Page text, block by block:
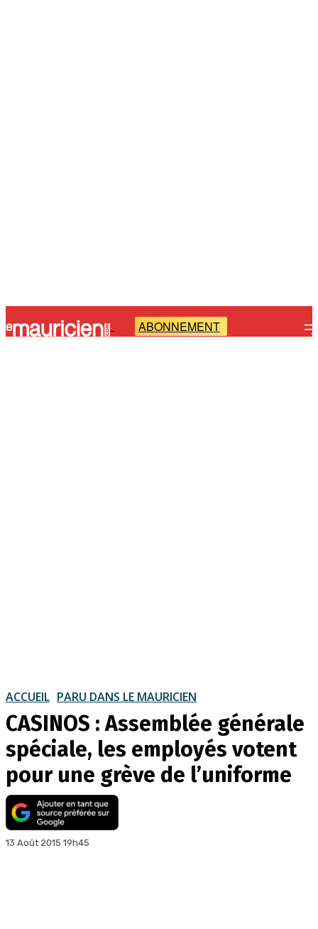
- ABONNEMENT
ACCUEIL PARU DANS LE MAURICIEN
CASINOS : Assemblée générale
spéciale, les employés votent
pour une grève de l’uniforme
13 Août 2015 19h45